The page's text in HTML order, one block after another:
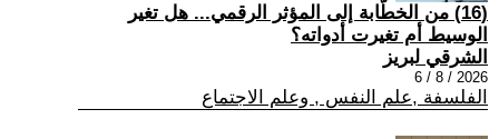
(16) من الخطّابة إلى المؤثر الرقمي... هل تغير
الوسيط أم تغيرت أدواته؟
الشرقي لبريز
2026 / 8 / 6
الفلسفة ,علم النفس , وعلم الاجتماع